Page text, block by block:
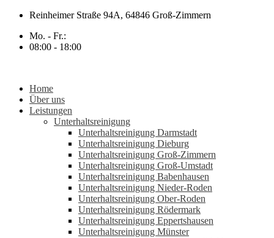
Zum
springen
Reinheimer Straße 94A, 64846 Groß-Zimmern
Mo. - Fr.:
08:00 - 18:00
Home
Über uns
Leistungen
Unterhaltsreinigung
Unterhaltsreinigung Darmstadt
Unterhaltsreinigung Dieburg
Unterhaltsreinigung Groß-Zimmern
Unterhaltsreinigung Groß-Umstadt
Unterhaltsreinigung Babenhausen
Unterhaltsreinigung Nieder-Roden
Unterhaltsreinigung Ober-Roden
Unterhaltsreinigung Rödermark
Unterhaltsreinigung Eppertshausen
Unterhaltsreinigung Münster